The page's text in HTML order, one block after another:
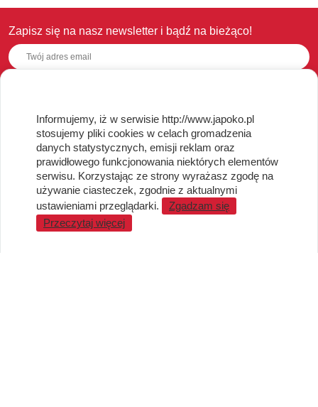
Zapisz się na nasz newsletter i bądź na bieżąco!
OBSŁUGA KLIENTA
Regulamin i Polityka Cookies
Dostawa, Reklamacje i Zwroty
Metody płatności
Standardy jakości i bezpieczeństwa
WARTO WIEDZIEĆ
Informujemy, iż w serwisie http://www.japoko.pl
stosujemy pliki cookies w celach gromadzenia
danych statystycznych, emisji reklam oraz
prawidłowego funkcjonowania niektórych elementów
serwisu. Korzystając ze strony wyrażasz zgodę na
używanie ciasteczek, zgodnie z aktualnymi
ustawieniami przeglądarki.
Zgadzam się
Przeczytaj więcej